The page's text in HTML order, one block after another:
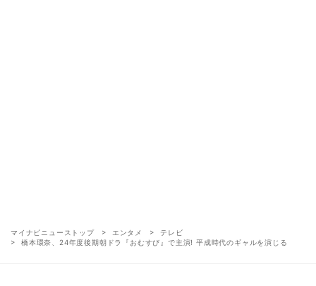
マイナビニューストップ エンタメ
テレビ
橋本環奈、24年度後期朝ドラ『おむすび』で主演! 平成時代のギャルを演じる